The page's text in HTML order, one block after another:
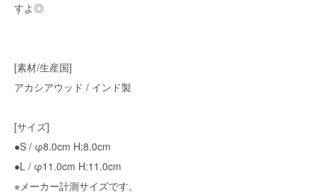
すよ◎
[素材/生産国]
アカシアウッド / インド製
[サイズ]
●S / φ8.0cm H:8.0cm
●L / φ11.0cm H:11.0cm
※メーカー計測サイズです。